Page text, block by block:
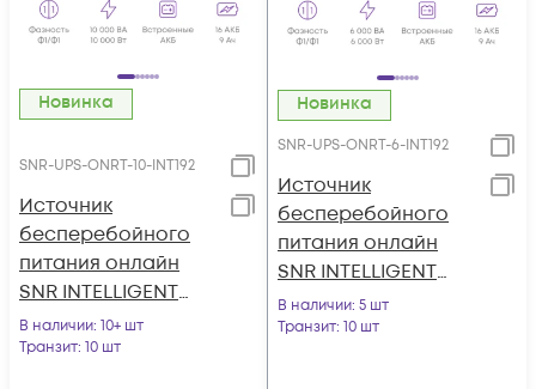
Новинка
SNR-UPS-ONRT-10-INT192
Источник
бесперебойного
питания онлайн
SNR INTELLIGENT
10кВА/10кВт, 1ф:1ф,
192В(DC) (16x9Ач)
В наличии: 10+ шт
Транзит: 10 шт
Новинка
SNR-UPS-ONRT-6-INT192
Источник
бесперебойного
питания онлайн
SNR INTELLIGENT
6кВА/6кВт, 1ф:1ф,
192В(DC) (16x9Ач)
В наличии: 5 шт
Транзит: 10 шт